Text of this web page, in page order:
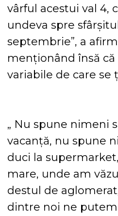
vârful acestui val 4,
undeva spre
septembrie”, a
menţionând însă
variabile de care se
„ Nu spune nimeni
vacanţă, nu spune
duci la
mare, unde am
destul de
dintre noi ne